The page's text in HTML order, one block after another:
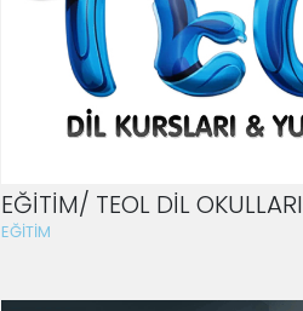
EĞİTİM/ TEOL DİL OKULLARI
EĞİTİM